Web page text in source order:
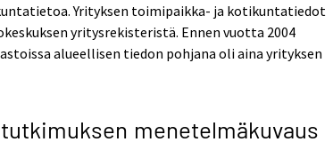
Yrityksen toimipaikka- ja kotikuntatiedot
yritysrekisteristä. Ennen vuotta 2004
alueellisen tiedon pohjana oli aina yrityksen
menetelmäkuvaus